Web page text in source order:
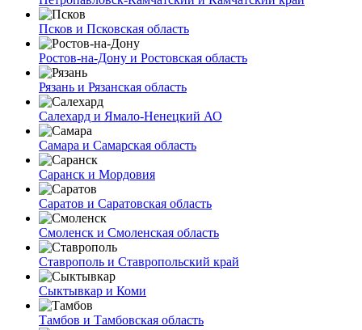
Псков и Псковская область
Ростов-на-Дону и Ростовская область
Рязань и Рязанская область
Салехард и Ямало-Ненецкий АО
Самара и Самарская область
Саранск и Мордовия
Саратов и Саратовская область
Смоленск и Смоленская область
Ставрополь и Ставропольский край
Сыктывкар и Коми
Тамбов и Тамбовская область